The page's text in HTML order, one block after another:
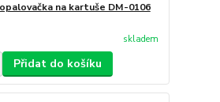
na kartuše DM-0106
skladem
Přidat do košíku